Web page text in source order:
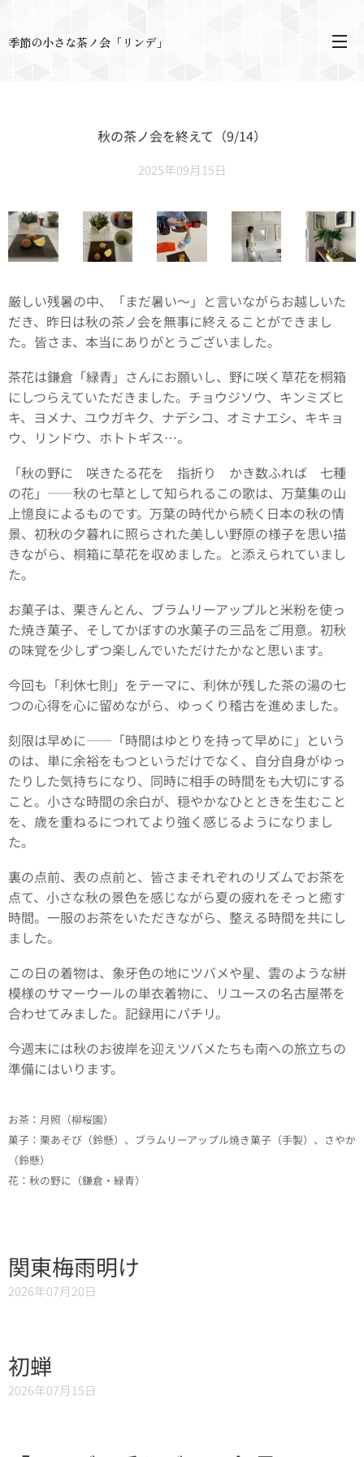
季節の小さな茶ノ会「リンデ」
秋の茶ノ会を終えて（9/14）
2025年09月15日
厳しい残暑の中、「まだ暑い～」と言いながらお越しいた
だき、昨日は秋の茶ノ会を無事に終えることができまし
た。皆さま、本当にありがとうございました。
茶花は鎌倉「緑青」さんにお願いし、野に咲く草花を桐箱
にしつらえていただきました。チョウジソウ、キンミズヒ
キ、ヨメナ、ユウガキク、ナデシコ、オミナエシ、キキョ
ウ、リンドウ、ホトトギス…。
「秋の野に 咲きたる花を 指折り かき数ふれば 七種
の花」――秋の七草として知られるこの歌は、万葉集の山
上憶良によるものです。万葉の時代から続く日本の秋の情
景、初秋の夕暮れに照らされた美しい野原の様子を思い描
きながら、桐箱に草花を収めました。と添えられていまし
た。
お菓子は、栗きんとん、ブラムリーアップルと米粉を使っ
た焼き菓子、そしてかぼすの水菓子の三品をご用意。初秋
の味覚を少しずつ楽しんでいただけたかなと思います。
今回も「利休七則」をテーマに、利休が残した茶の湯の七
つの心得を心に留めながら、ゆっくり稽古を進めました。
刻限は早めに――「時間はゆとりを持って早めに」という
のは、単に余裕をもつというだけでなく、自分自身がゆっ
たりした気持ちになり、同時に相手の時間をも大切にする
こと。小さな時間の余白が、穏やかなひとときを生むこと
を、歳を重ねるにつれてより強く感じるようになりまし
た。
裏の点前、表の点前と、皆さまそれぞれのリズムでお茶を
点て、小さな秋の景色を感じながら夏の疲れをそっと癒す
時間。一服のお茶をいただきながら、整える時間を共にし
ました。
この日の着物は、象牙色の地にツバメや星、雲のような絣
模様のサマーウールの単衣着物に、リユースの名古屋帯を
合わせてみました。記録用にパチリ。
今週末には秋のお彼岸を迎えツバメたちも南への旅立ちの
準備にはいります。
お茶：月照（柳桜園）
菓子：栗あそび（鈴懸）、ブラムリーアップル焼き菓子（手製）、さやか
（鈴懸）
花：秋の野に（鎌倉・緑青）
関東梅雨明け
2026年07月20日
初蝉
2026年07月15日